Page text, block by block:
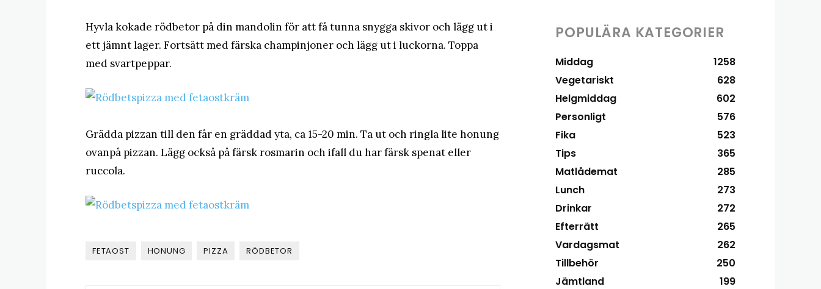
Hyvla kokade rödbetor på din mandolin för att få tunna snygga skivor och lägg ut i
ett jämnt lager. Fortsätt med färska champinjoner och lägg ut i luckorna. Toppa
med svartpeppar.
Grädda pizzan till den får en gräddad yta, ca 15-20 min. Ta ut och ringla lite honung
ovanpå pizzan. Lägg också på färsk rosmarin och ifall du har färsk spenat eller
ruccola.
FETAOST HONUNG PIZZA RÖDBETOR
POPULÄRA KATEGORIER
Middag
1258
Vegetariskt
628
Helgmiddag
602
Personligt
576
Fika
523
Tips
365
Matlådemat
285
Lunch
273
Drinkar
272
Efterrätt
265
Vardagsmat
262
Tillbehör
250
Jämtland
199